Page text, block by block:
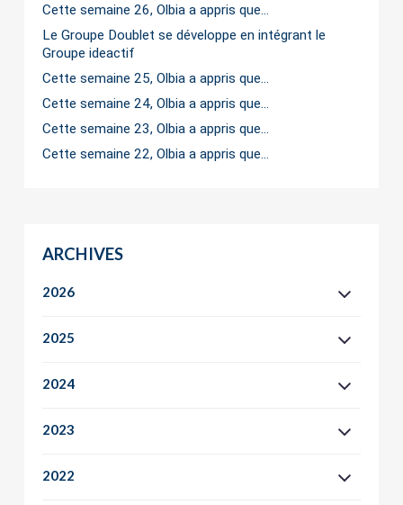
Cette semaine 26, Olbia a appris que…
Le Groupe Doublet se développe en intégrant le
Groupe ideactif
Cette semaine 25, Olbia a appris que…
Cette semaine 24, Olbia a appris que…
Cette semaine 23, Olbia a appris que…
Cette semaine 22, Olbia a appris que…
ARCHIVES
2026
2025
2024
2023
2022